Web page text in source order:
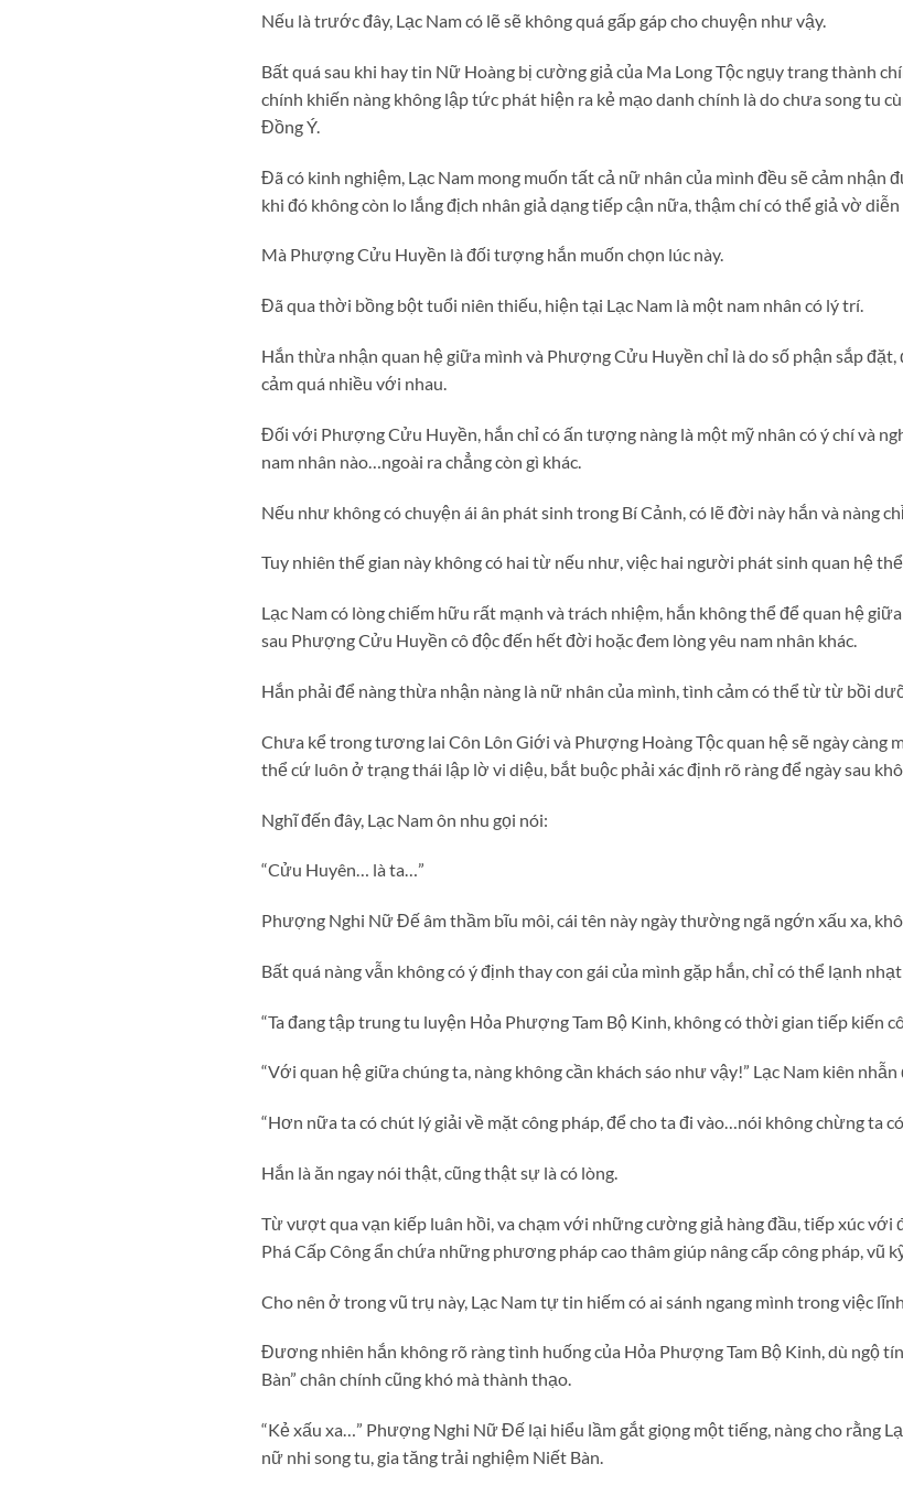
Nếu là trước đây, Lạc Nam có lẽ sẽ không quá gấp gáp cho chuyện như vậy.
Bất quá sau khi hay tin Nữ Hoàng bị cường giả của Ma Long Tộc ngụy trang thành
chính khiến nàng không lập tức phát hiện ra kẻ mạo danh chính là do chưa song tu
Đồng Ý.
Đã có kinh nghiệm, Lạc Nam mong muốn tất cả nữ nhân của mình đều sẽ cảm nhận
khi đó không còn lo lắng địch nhân giả dạng tiếp cận nữa, thậm chí có thể giả vờ
Mà Phượng Cửu Huyền là đối tượng hắn muốn chọn lúc này.
Đã qua thời bồng bột tuổi niên thiếu, hiện tại Lạc Nam là một nam nhân có lý trí.
Hắn thừa nhận quan hệ giữa mình và Phượng Cửu Huyền chỉ là do số phận sắp
cảm quá nhiều với nhau.
Đối với Phượng Cửu Huyền, hắn chỉ có ấn tượng nàng là một mỹ nhân có ý chí và
nam nhân nào…ngoài ra chẳng còn gì khác.
Nếu như không có chuyện ái ân phát sinh trong Bí Cảnh, có lẽ đời này hắn và nàng
Tuy nhiên thế gian này không có hai từ nếu như, việc hai người phát sinh quan hệ
Lạc Nam có lòng chiếm hữu rất mạnh và trách nhiệm, hắn không thể để quan hệ
sau Phượng Cửu Huyền cô độc đến hết đời hoặc đem lòng yêu nam nhân khác.
Hắn phải để nàng thừa nhận nàng là nữ nhân của mình, tình cảm có thể từ từ bồi
Chưa kể trong tương lai Côn Lôn Giới và Phượng Hoàng Tộc quan hệ sẽ ngày càng
thể cứ luôn ở trạng thái lập lờ vi diệu, bắt buộc phải xác định rõ ràng để ngày sau
Nghĩ đến đây, Lạc Nam ôn nhu gọi nói:
“Cửu Huyên… là ta…”
Phượng Nghi Nữ Đế âm thầm bĩu môi, cái tên này ngày thường ngã ngớn xấu xa,
Bất quá nàng vẫn không có ý định thay con gái của mình gặp hắn, chỉ có thể lạnh
“Ta đang tập trung tu luyện Hỏa Phượng Tam Bộ Kinh, không có thời gian tiếp kiến
“Với quan hệ giữa chúng ta, nàng không cần khách sáo như vậy!” Lạc Nam kiên nhẫn
“Hơn nữa ta có chút lý giải về mặt công pháp, để cho ta đi vào…nói không chừng ta
Hắn là ăn ngay nói thật, cũng thật sự là có lòng.
Từ vượt qua vạn kiếp luân hồi, va chạm với những cường giả hàng đầu, tiếp xúc với
Phá Cấp Công ẩn chứa những phương pháp cao thâm giúp nâng cấp công pháp, vũ
Cho nên ở trong vũ trụ này, Lạc Nam tự tin hiếm có ai sánh ngang mình trong việc
Đương nhiên hắn không rõ ràng tình huống của Hỏa Phượng Tam Bộ Kinh, dù ngộ
Bàn” chân chính cũng khó mà thành thạo.
“Kẻ xấu xa…” Phượng Nghi Nữ Đế lại hiểu lầm gắt giọng một tiếng, nàng cho rằng
nữ nhi song tu, gia tăng trải nghiệm Niết Bàn.